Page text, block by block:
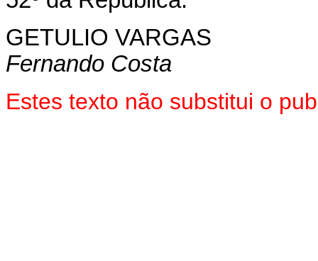
GETULIO VARGAS
Fernando Costa
Estes texto não substitui o